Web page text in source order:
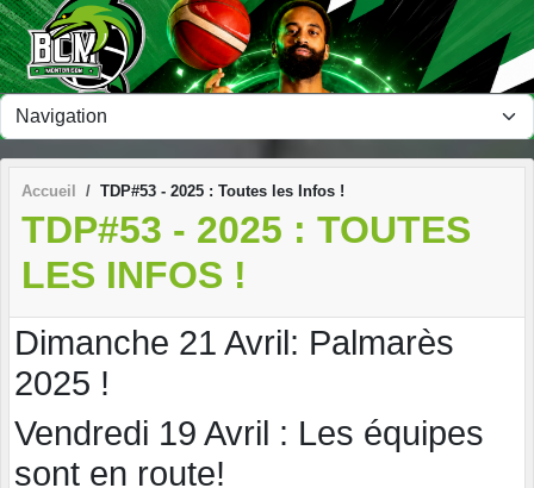
Accueil TDP#53 - 2025 : Toutes les Infos !
TDP#53 - 2025 : TOUTES
LES INFOS !
Dimanche 21 Avril: Palmarès
2025 !
Vendredi 19 Avril : Les équipes
sont en route!
Panneau de gestion des cookies